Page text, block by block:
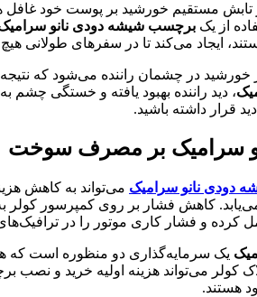
تابش مستقیم خورشید بر پوست خود
از یک برچسب شیشه دودی نانو
ایجاد می‌کند تا در سفرهای طولانی هیچ
در چشمان راننده می‌شود که نتیجه
، دید راننده بهبود یافته و خستگی
قرار داشته باشید.
سرامیک بر مصرف سوخت
دودی نانو سرامیک می‌تواند به کاهش
کاهش فشار بر روی کمپرسور
کرده و فشار کاری موتور را در
یک سرمایه‌گذاری دو منظوره است که
می‌تواند هزینه اولیه خرید و نصب
هستند.